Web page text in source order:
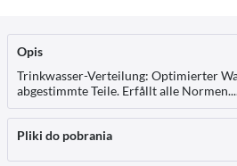
Opis
Trinkwasser-Verteilung: Optimierter
abgestimmte Teile. Erfållt alle
Pliki do pobrania